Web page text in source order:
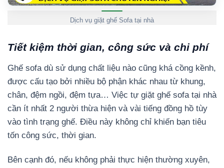
Dịch vụ giặt ghế Sofa tại nhà
Tiết kiệm thời gian, công sức và chi phí
Ghế sofa dù sử dụng chất liệu nào cũng khá cồng kềnh,
được cấu tạo bởi nhiều bộ phận khác nhau từ khung,
chân, đệm ngồi, đệm tựa… Việc tự giặt ghế sofa tại nhà
cần ít nhất 2 người thừa hiện và vài tiếng đồng hồ tùy
vào tình trạng ghế. Điều này không chỉ khiến bạn tiêu
tốn công sức, thời gian.
Bên cạnh đó, nếu không phải thực hiện thường xuyên,